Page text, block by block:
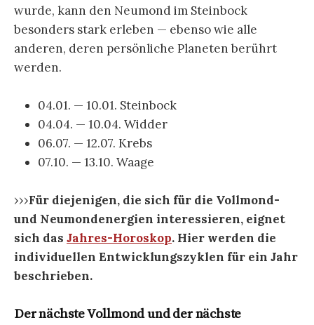
wurde, kann den Neumond im Steinbock
besonders stark erleben — ebenso wie alle
anderen, deren persönliche Planeten berührt
werden.
04.01. — 10.01. Steinbock
04.04. — 10.04. Widder
06.07. — 12.07. Krebs
07.10. — 13.10. Waage
›››Für diejenigen, die sich für die Vollmond-
und Neumondenergien interessieren, eignet
sich das Jahres-Horoskop. Hier werden die
individuellen Entwicklungszyklen für ein Jahr
beschrieben.
Der nächste Vollmond und der nächste